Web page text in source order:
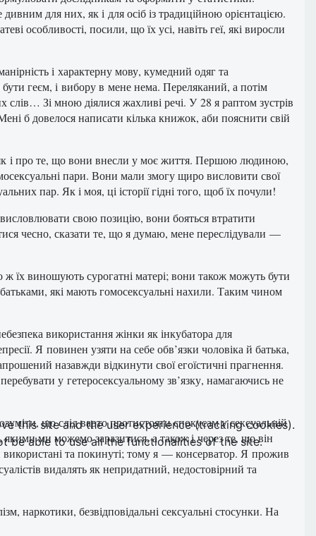
для них, як і для осіб із традиційною орієнтацією.
особливості, посили, що їх усі, навіть геї, які виросли
і характерну мову, кумедний одяг та
геєм, і вибору в мене нема. Переляканий, а потім
Зі мною діялися жахливі речі. У 28 я раптом зустрів
б довелося написати кілька книжок, аби пояснити свій
і про те, що вони внесли у моє життя. Першою людиною,
пари. Вони мали змогу щиро висловити свої
пар. Як і моя, ці історії гідні того, щоб їх почули!
свою позицію, вони бояться втратити
чесно, сказати те, що я думаю, мене переслідували —
ж їх виношують сурогатні матері; вони також можуть бути
які мають гомосексуальні нахили. Таким чином
використання жінки як інкубатора для
Я повинен узяти на себе обв’язки чоловіка й батька,
назавжди відкинути свої егоїстичні прагнення.
у гетеросексуальному зв’язку, намагаючись не
що слід варто протистояти спокусам у сексуальній
ми можемо заразитися, а також і через те, що він
та покинуті; тому я — консерватор. Я прожив
видалять як непридатний, недостовірний та
наркотики, безвідповідальні сексуальні стосунки. На
this site and the user experience (tracking cookies).
be able to use all the functionalities of the site.